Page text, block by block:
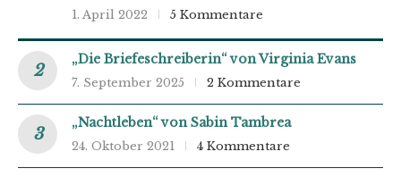
1. April 2022 5 Kommentare
„Die Briefeschreiberin“ von Virginia Evans
7. September 2025 2 Kommentare
„Nachtleben“ von Sabin Tambrea
24. Oktober 2021 4 Kommentare